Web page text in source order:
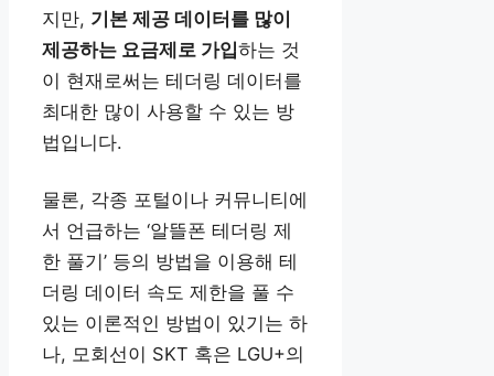
지만, 기본 제공 데이터를 많이
제공하는 요금제로 가입하는 것
이 현재로써는 테더링 데이터를
최대한 많이 사용할 수 있는 방
법입니다.
물론, 각종 포털이나 커뮤니티에
서 언급하는 ‘알뜰폰 테더링 제
한 풀기’ 등의 방법을 이용해 테
더링 데이터 속도 제한을 풀 수
있는 이론적인 방법이 있기는 하
나, 모회선이 SKT 혹은 LGU+의